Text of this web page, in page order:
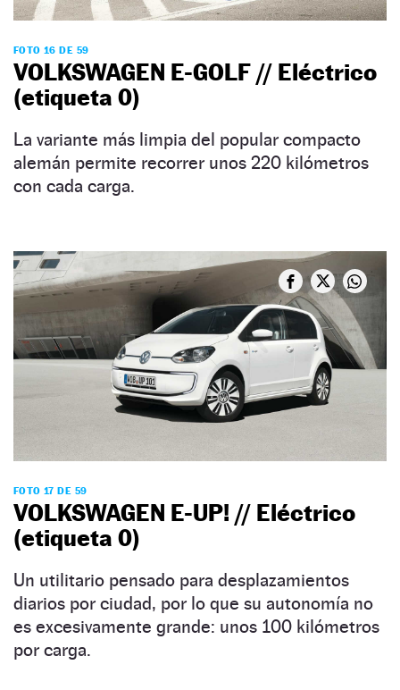
FOTO 16 DE 59
VOLKSWAGEN E-GOLF // Eléctrico
(etiqueta 0)
La variante más limpia del popular compacto
alemán permite recorrer unos 220 kilómetros
con cada carga.
FOTO 17 DE 59
VOLKSWAGEN E-UP! // Eléctrico
(etiqueta 0)
Un utilitario pensado para desplazamientos
diarios por ciudad, por lo que su autonomía no
es excesivamente grande: unos 100 kilómetros
por carga.